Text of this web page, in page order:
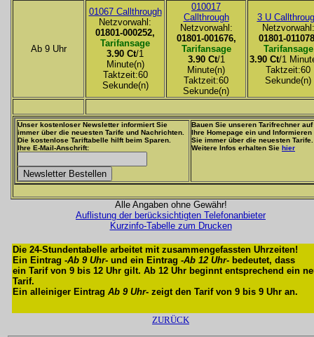
Ab 9 Uhr
01067 Callthrough
Netzvorwahl:
01801-000252,
Tarifansage
3.90 Ct/1
Minute(n)
Taktzeit:60
Sekunde(n)
010017
Callthrough
Netzvorwahl:
01801-001676,
Tarifansage
3.90 Ct/1
Minute(n)
Taktzeit:60
Sekunde(n)
3 U
Netzvorwahl:
01801-
Tarifansage
3.90 Ct/1
Taktzeit:60
Sekunde(n)
Unser kostenloser Newsletter informiert Sie
immer über die neuesten Tarife und Nachrichten.
Die kostenlose Tariftabelle hilft beim Sparen.
Ihre E-Mail-Anschrift:
Bauen Sie unseren Tarifrechner auf
Ihre Homepage ein und Informieren
Sie immer über die neuesten Tarife.
Weitere Infos erhalten Sie hier
Alle Angaben ohne Gewähr!
Auflistung der berücksichtigten Telefonanbieter
Kurzinfo-Tabelle zum Drucken
Die 24-Stundentabelle arbeitet mit zusammengefassten Uhrzeiten!
Ein Eintrag -Ab 9 Uhr- und ein Eintrag -Ab 12 Uhr- bedeutet, dass
ein Tarif von 9 bis 12 Uhr gilt. Ab 12 Uhr beginnt entsprechend ein
Tarif.
Ein alleiniger Eintrag Ab 9 Uhr- zeigt den Tarif von 9 bis 9 Uhr an.
ZURÜCK